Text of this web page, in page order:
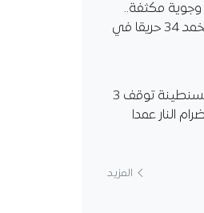
وجوية مكثفة..
الحماية المدنية تخمد 34 حريقا في
فيديو.. شرطة قسنطينة توقف 3
النار عمدا
المزيد